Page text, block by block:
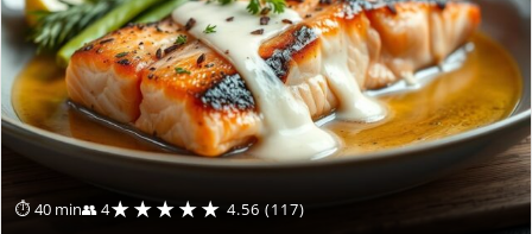
⏱ 40 min👥 4★★★★★ 4.56 (117)